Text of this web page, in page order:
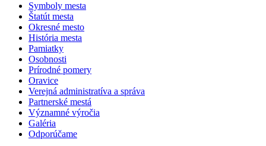
Symboly mesta
Štatút mesta
Okresné mesto
História mesta
Pamiatky
Osobnosti
Prírodné pomery
Oravice
Verejná administratíva a správa
Partnerské mestá
Významné výročia
Galéria
Odporúčame